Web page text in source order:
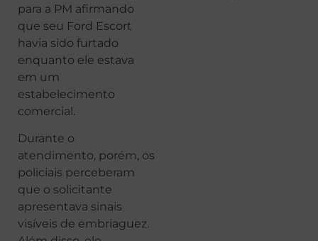
para a PM afirmando
que seu Ford Escort
havia sido furtado
enquanto ele estava
em um
estabelecimento
comercial.
Durante o
atendimento, porém, os
policiais perceberam
que o solicitante
apresentava sinais
visíveis de embriaguez.